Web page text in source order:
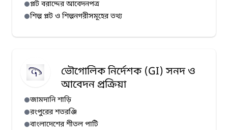
প্লট বরাদ্দের আবেদনপত্র
শিল্প প্লট ও শিল্পনগরীসমূহের তথ্য
ভৌগোলিক নির্দেশক (GI) সনদ ও
আবেদন প্রক্রিয়া
জামদানি শাড়ি
রংপুরের শতরঞ্জি
বাংলাদেশের শীতল পাটি